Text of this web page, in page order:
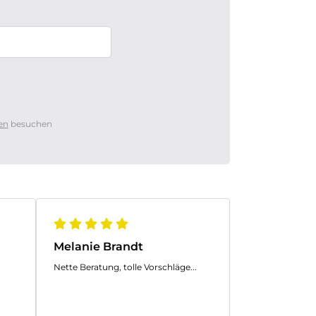
besuchen
Melanie Brandt
Nette Beratung, tolle Vorschläge...